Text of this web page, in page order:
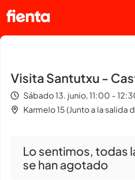
Visita Santutxu -
Sábado 13. junio, 11:00 -
Karmelo 15 (Junto a la salida
Lo sentimos, todas
se han agotado